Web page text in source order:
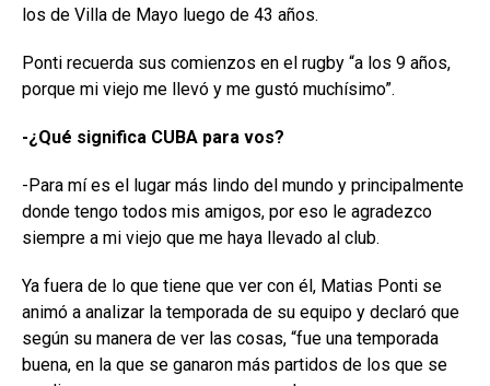
los de Villa de Mayo luego de 43 años.
Ponti recuerda sus comienzos en el rugby “a los 9 años,
porque mi viejo me llevó y me gustó muchísimo”.
-¿Qué significa CUBA para vos?
-Para mí es el lugar más lindo del mundo y principalmente
donde tengo todos mis amigos, por eso le agradezco
siempre a mi viejo que me haya llevado al club.
Ya fuera de lo que tiene que ver con él, Matias Ponti se
animó a analizar la temporada de su equipo y declaró que
según su manera de ver las cosas, “fue una temporada
buena, en la que se ganaron más partidos de los que se